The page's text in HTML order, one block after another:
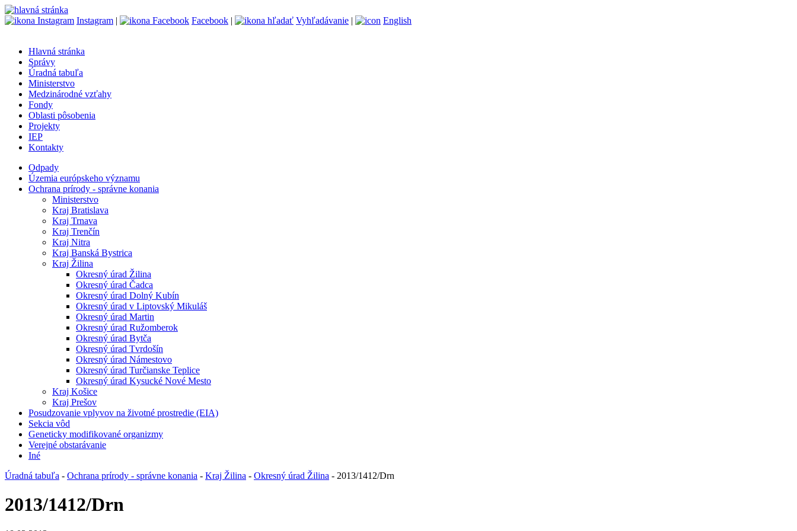
Instagram | Facebook | Vyhľadávanie | English
Hlavná stránka
Správy
Úradná tabuľa
Ministerstvo
Medzinárodné vzťahy
Fondy
Oblasti pôsobenia
Projekty
IEP
Kontakty
Odpady
Územia európskeho významu
Ochrana prírody - správne konania
Ministerstvo
Kraj Bratislava
Kraj Trnava
Kraj Trenčín
Kraj Nitra
Kraj Banská Bystrica
Kraj Žilina
Okresný úrad Žilina
Okresný úrad Čadca
Okresný úrad Dolný Kubín
Okresný úrad v Liptovský Mikuláš
Okresný úrad Martin
Okresný úrad Ružomberok
Okresný úrad Bytča
Okresný úrad Tvrdošín
Okresný úrad Námestovo
Okresný úrad Turčianske Teplice
Okresný úrad Kysucké Nové Mesto
Kraj Košice
Kraj Prešov
Posudzovanie vplyvov na životné prostredie (EIA)
Sekcia vôd
Geneticky modifikované organizmy
Verejné obstarávanie
Iné
Úradná tabuľa - Ochrana prírody - správne konania - Kraj Žilina - Okresný úrad Žilina - 2013/1412/Drn
2013/1412/Drn